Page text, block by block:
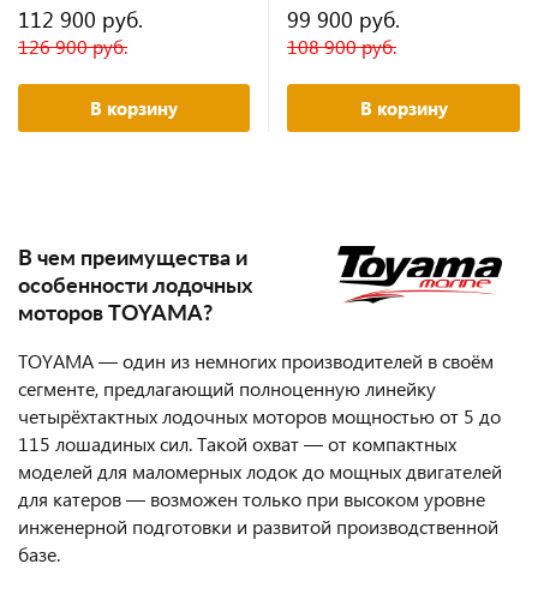
В чем преимущества и
особенности лодочных
моторов TOYAMA?
TOYAMA — один из немногих производителей в своём
сегменте, предлагающий полноценную линейку
четырёхтактных лодочных моторов мощностью от 5 до
115 лошадиных сил. Такой охват — от компактных
моделей для маломерных лодок до мощных двигателей
для катеров — возможен только при высоком уровне
инженерной подготовки и развитой производственной
базе.
112 900 руб.
126 900 руб.
В корзину
99 900 руб.
108 900 руб.
В корзину